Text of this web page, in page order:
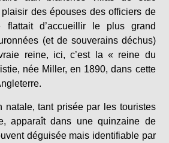
des épouses des officiers de
d’accueillir le plus grand
(et de souverains déchus)
reine, ici, c’est la « reine du
née Miller, en 1890, dans cette
natale, tant prisée par les touristes
apparaît dans une quinzaine de
déguisée mais identifiable par